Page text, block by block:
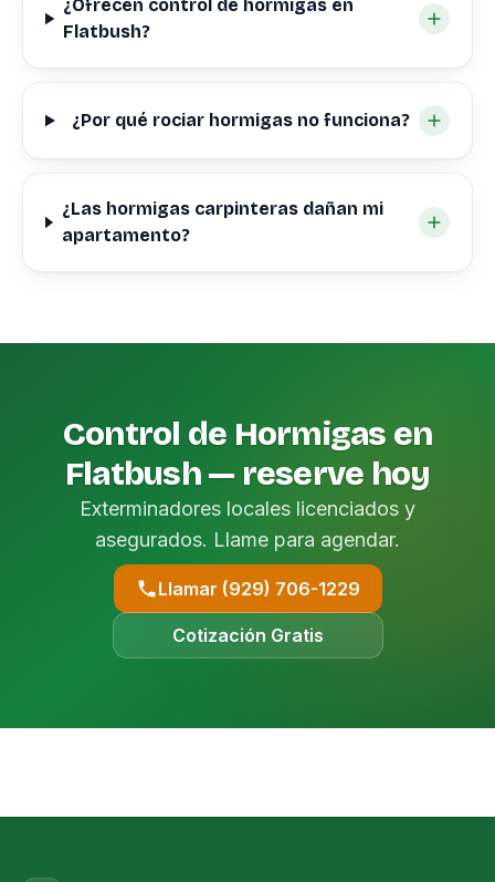
¿Ofrecen control de hormigas en
Flatbush?
¿Por qué rociar hormigas no funciona?
¿Las hormigas carpinteras dañan mi
apartamento?
Control de Hormigas en
Flatbush — reserve hoy
Exterminadores locales licenciados y
asegurados. Llame para agendar.
Llamar (929) 706-1229
Cotización Gratis